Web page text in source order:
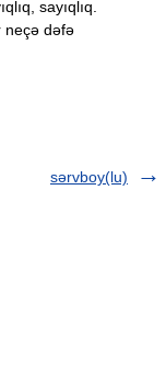
sayıqlıq.
neçə dəfə
sərvboy(lu)